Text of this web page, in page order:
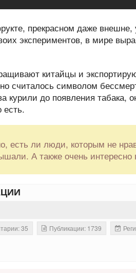
прекрасном даже внешне,
экспериментов, в мире
китайцы и
считалось символом
курили до появления
есть ли люди, которым не
А также очень
35 Публикации: 1739